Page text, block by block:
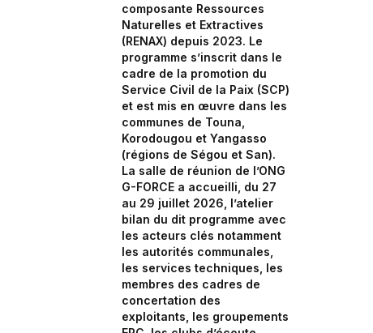
composante Ressources
Naturelles et Extractives
(RENAX) depuis 2023. Le
programme s’inscrit dans le
cadre de la promotion du
Service Civil de la Paix (SCP)
et est mis en œuvre dans les
communes de Touna,
Korodougou et Yangasso
(régions de Ségou et San).
La salle de réunion de l’ONG
G-FORCE a accueilli, du 27
au 29 juillet 2026, l’atelier
bilan du dit programme avec
les acteurs clés notamment
les autorités communales,
les services techniques, les
membres des cadres de
concertation des
exploitants, les groupements